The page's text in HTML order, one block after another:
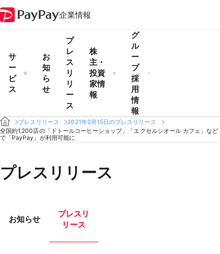
企業情報
サ
ー
ビ
ス
お
知
ら
せ
プ
レ
ス
リ
リ
ー
ス
株
主・
投資
家情
報
グ
ル
ー
プ
採
用
情
報
プレスリリース
2021年2月15日のプレスリリース
全国約1,200店の「ドトールコーヒーショップ」「エクセルシオール カフェ」など
で「PayPay」が利用可能に
プレスリリース
お知らせ
プレスリ
リース